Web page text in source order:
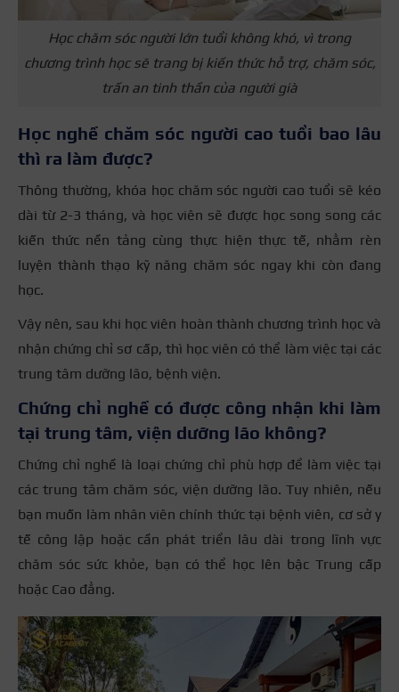
Học chăm sóc người lớn tuổi không khó, vì trong
chương trình học sẽ trang bị kiến thức hỗ trợ, chăm sóc,
trấn an tinh thần của người già
Học nghề chăm sóc người cao tuổi bao lâu
thì ra làm được?
Thông thường, khóa học chăm sóc người cao tuổi sẽ kéo
dài từ 2-3 tháng, và học viên sẽ được học song song các
kiến thức nền tảng cùng thực hiện thực tế, nhằm rèn
luyện thành thạo kỹ năng chăm sóc ngay khi còn đang
học.
Vậy nên, sau khi học viên hoàn thành chương trình học và
nhận chứng chỉ sơ cấp, thì học viên có thể làm việc tại các
trung tâm dưỡng lão, bệnh viện.
Chứng chỉ nghề có được công nhận khi làm
tại trung tâm, viện dưỡng lão không?
Chứng chỉ nghề là loại chứng chỉ phù hợp để làm việc tại
các trung tâm chăm sóc, viện dưỡng lão. Tuy nhiên, nếu
bạn muốn làm nhân viên chính thức tại bệnh viên, cơ sở y
tế công lập hoặc cần phát triển lâu dài trong lĩnh vực
chăm sóc sức khỏe, bạn có thể học lên bậc Trung cấp
hoặc Cao đẳng.